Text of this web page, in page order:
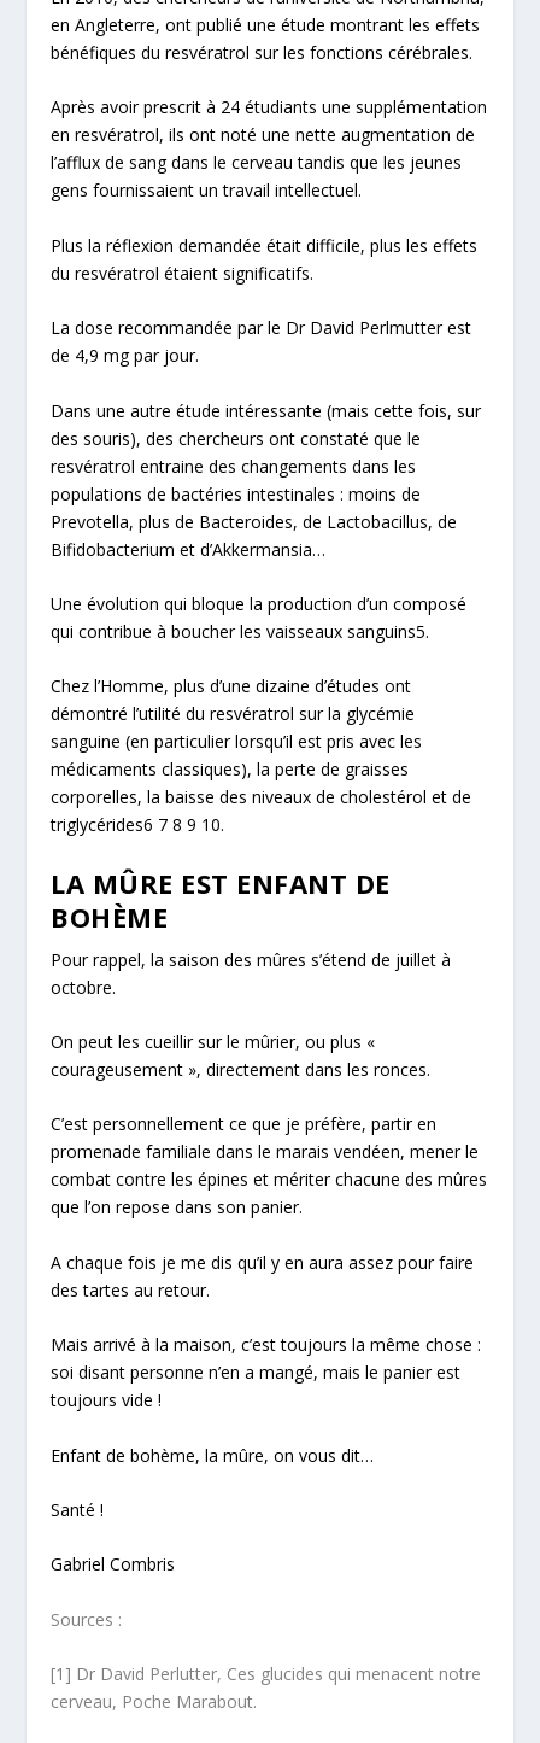
en Angleterre, ont publié une étude montrant les effets
bénéfiques du resvératrol sur lesfonctions cérébrales.
Après avoir prescrit à 24 étudiants une supplémentation
en resvératrol, ils ont noté une nette augmentation de
l’afflux de sang dans le cerveau tandis que les jeunes
gens fournissaient un travail intellectuel.
Plus la réflexion demandée était difficile, plus les effets
du resvératrol étaient significatifs.
La dose recommandée par le Dr David Perlmutter est
de 4,9 mg par jour.
Dans une autre étude intéressante (mais cette fois, sur
des souris), des chercheurs ont constaté que le
resvératrol entraine des changements dans les
populations de bactéries intestinales : moins de
Prevotella, plus de Bacteroides, de Lactobacillus, de
Bifidobacterium et d’Akkermansia…
Une évolution qui bloque la production d’un composé
qui contribue à boucher les vaisseaux sanguins5.
Chez l’Homme, plus d’une dizaine d’études ont
démontré l’utilité du resvératrol sur la glycémie
sanguine(en particulier lorsqu’il est pris avec les
médicaments classiques), la perte de graisses
corporelles, la baisse des niveaux de cholestérol et de
triglycérides6 7 8 9 10.
LA MÛRE EST ENFANT DE
BOHÈME
Pour rappel, la saison des mûres s’étend de juillet à
octobre.
On peut les cueillir sur le mûrier, ou plus «
courageusement », directement dans les ronces.
C’est personnellement ce que je préfère, partir en
promenade familiale dans le marais vendéen, mener le
combat contre les épines et mériter chacune des mûres
que l’on repose dans son panier.
A chaque fois je me dis qu’il y en aura assez pour faire
des tartes au retour.
Mais arrivé à la maison, c’est toujours la même chose :
soi disant personne n’en a mangé, mais le panier est
toujours vide !
Enfant de bohème, la mûre, on vous dit…
Santé !
Gabriel Combris
Sources :
[1] Dr David Perlutter, Ces glucides qui menacent notre
cerveau, Poche Marabout.